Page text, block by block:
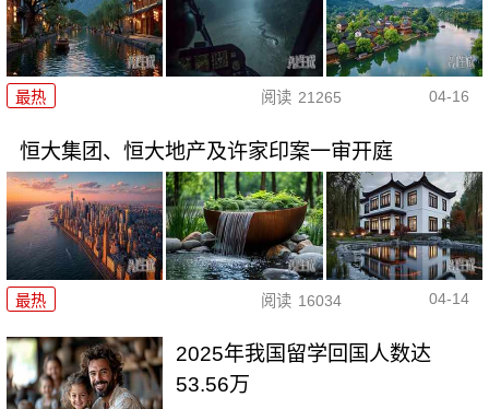
最热 阅读 21265 04-16
恒大集团、恒大地产及许家印案一审开庭
最热 阅读 16034 04-14
2025年我国留学回国人数达
53.56万